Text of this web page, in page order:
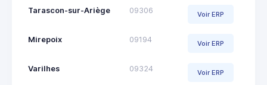
Tarascon-sur-Ariège 09306 Voir ERP
Mirepoix 09194 Voir ERP
Varilhes 09324 Voir ERP